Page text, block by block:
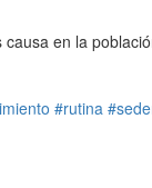
en la
#rutina